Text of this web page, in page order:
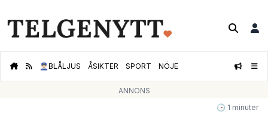
👮🏻‍♂️BLÅLJUS ÅSIKTER SPORT NÖJE
ANNONS
🕝 1 minuter